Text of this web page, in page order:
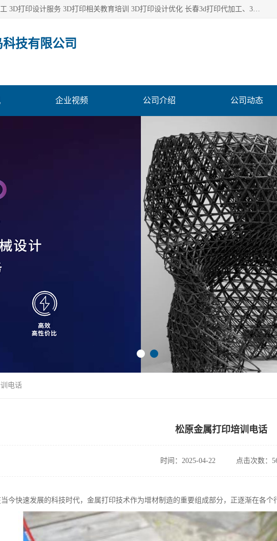
长春市东师青鸟科技有限公司从事3D打印代加工 3D打印设计服务 3D打印相关教育培训 3D打印设计优化 长春3d打印代加工、3D打印代加工及设计服务、3D打印相关教育培训、专利代理及优化、3D打印上下游技术服务，深耕工业设计、机械设计、3D打印多年年，拥有多项技术，辅助数十位客户完成自己的发明及实用新型专利。
技有限公司
企业视频 公司介绍 公司动态
电话
松原金属打印培训电话
时间：2025-04-22 点击次数：
今快速发展的科技时代，金属打印技术作为增材制造的重要组成部分，正逐渐在各